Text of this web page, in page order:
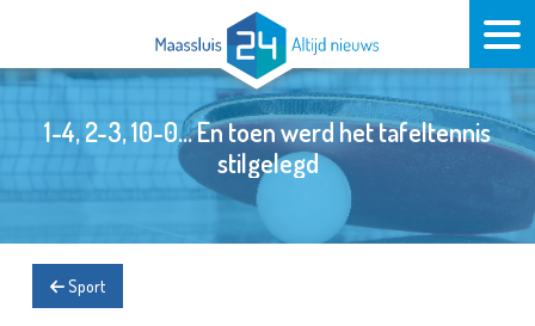
1-4, 2-3, 10-0… En toen werd het tafeltennis
stilgelegd
Sport